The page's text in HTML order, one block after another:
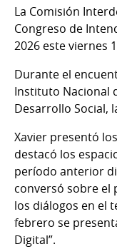
La Comisión
Congreso de
2026 este viernes
Durante el
Instituto Nacional
Desarrollo Social,
Xavier presentó
destacó los
período anterior
conversó sobre el
los diálogos en el
febrero se
Digital”.